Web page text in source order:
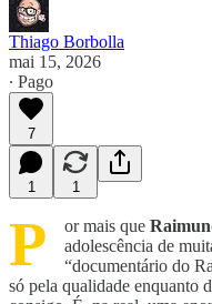
Thiago Borbolla
mai 15, 2026
∙ Pago
7
1 1
P or mais que
adolescência de
“documentário do
só pela qualidade enquanto